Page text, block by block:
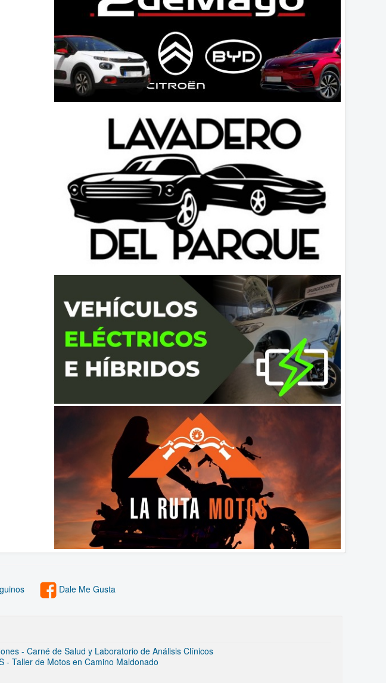
Dale Me Gusta
- Carné de Salud y Laboratorio de Análisis Clínicos
- Taller de Motos en Camino Maldonado